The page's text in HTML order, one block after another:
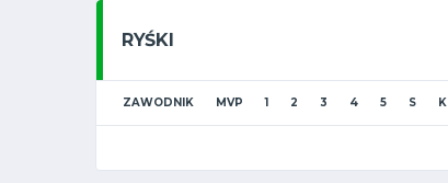
RYŚKI
ZAWODNIK MVP 1 2 3 4 5 S K